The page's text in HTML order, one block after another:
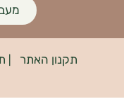
מעבר
האתר|תקנון